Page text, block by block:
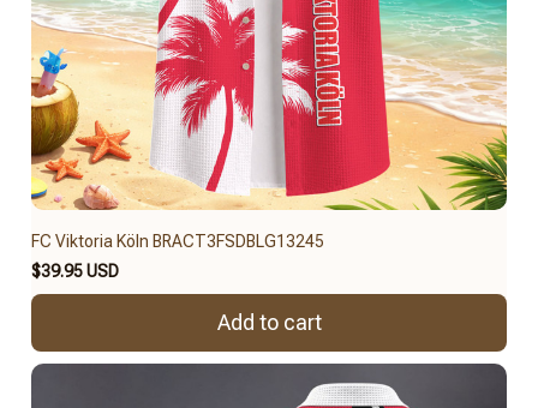
FC Viktoria Köln BRACT3FSDBLG13245
$39.95 USD
Add to cart